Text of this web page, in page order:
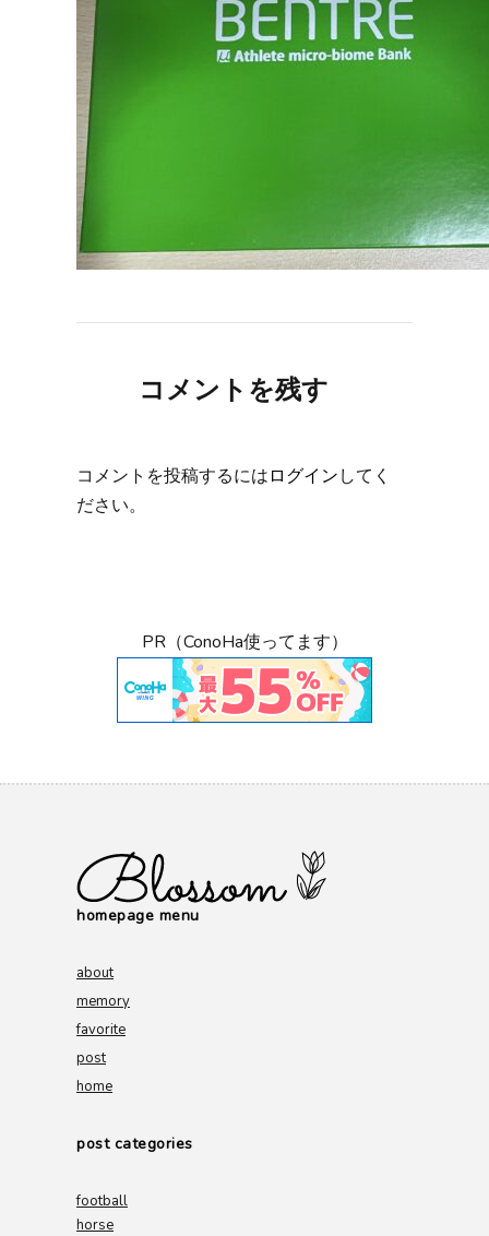
コメントを残す
コメントを投稿するにはログインしてく
ださい。
PR（ConoHa使ってます）
homepage menu
about
memory
favorite
post
home
post categories
football
horse